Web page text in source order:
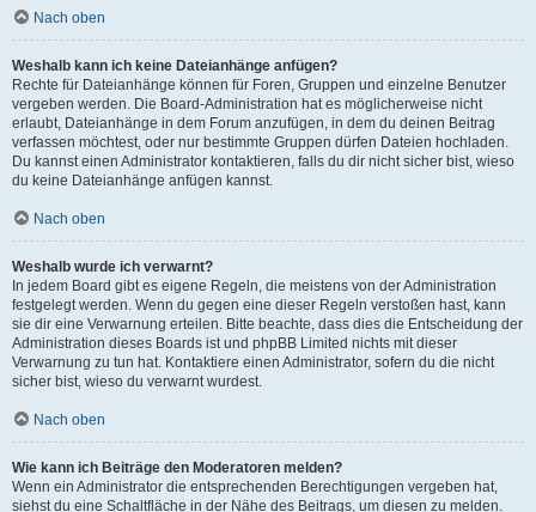
Nach oben
Weshalb kann ich keine Dateianhänge anfügen?
Rechte für Dateianhänge können für Foren, Gruppen und einzelne Benutzer
vergeben werden. Die Board-Administration hat es möglicherweise nicht
erlaubt, Dateianhänge in dem Forum anzufügen, in dem du deinen Beitrag
verfassen möchtest, oder nur bestimmte Gruppen dürfen Dateien hochladen.
Du kannst einen Administrator kontaktieren, falls du dir nicht sicher bist, wieso
du keine Dateianhänge anfügen kannst.
Nach oben
Weshalb wurde ich verwarnt?
In jedem Board gibt es eigene Regeln, die meistens von der Administration
festgelegt werden. Wenn du gegen eine dieser Regeln verstoßen hast, kann
sie dir eine Verwarnung erteilen. Bitte beachte, dass dies die Entscheidung der
Administration dieses Boards ist und phpBB Limited nichts mit dieser
Verwarnung zu tun hat. Kontaktiere einen Administrator, sofern du die nicht
sicher bist, wieso du verwarnt wurdest.
Nach oben
Wie kann ich Beiträge den Moderatoren melden?
Wenn ein Administrator die entsprechenden Berechtigungen vergeben hat,
siehst du eine Schaltfläche in der Nähe des Beitrags, um diesen zu melden.